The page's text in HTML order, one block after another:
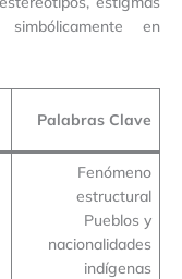
en
Palabras Clave
Fenómeno
estructural
Pueblos y
nacionalidades
indígenas